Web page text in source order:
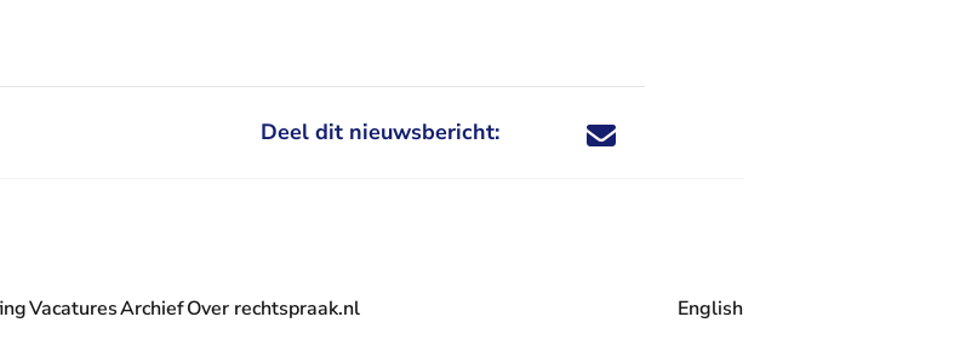
Deel dit nieuwsbericht: Deel dit nieuwsbericht via X - U verlaat
Deel dit nieuwsbericht via Facebook - U
Deel dit nieuwsbericht via e-mail
Deel dit nieuwsbericht via LinkedIn - U
verlaat Rechtspraak.nl
Vacatures
- U verlaat Rechtspraak.nl
ArchiefOver rechtspraak.nl English